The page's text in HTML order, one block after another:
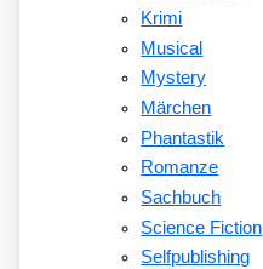
Krimi
Musical
Mystery
Märchen
Phantastik
Romanze
Sachbuch
Science Fiction
Selfpublishing